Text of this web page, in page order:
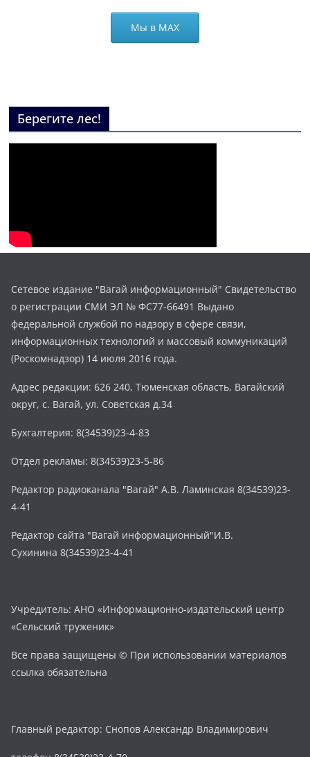
Мы в МАХ
Берегите лес!
Сетевое издание "Вагай информационный" Свидетельство
о регистрации СМИ ЭЛ № ФС77-66491 Выдано
федеральной службой по надзору в сфере связи,
информационных технологий и массовый коммуникаций
(Роскомнадзор) 14 июля 2016 года.
Адрес редакции: 626 240, Тюменская область, Вагайский
округ, с. Вагай, ул. Советская д.34
Бухгалтерия: 8(34539)23-4-83
Отдел рекламы: 8(34539)23-5-86
Редактор радиоканала "Вагай" А.В. Ламинская 8(34539)23-
4-41
Редактор сайта "Вагай информационный"И.В.
Сухинина 8(34539)23-4-41
Учредитель: АНО «Информационно-издательский центр
«Сельский труженик»
Все права защищены © При использовании материалов
ссылка обязательна
Главный редактор: Снопов Александр Владимирович